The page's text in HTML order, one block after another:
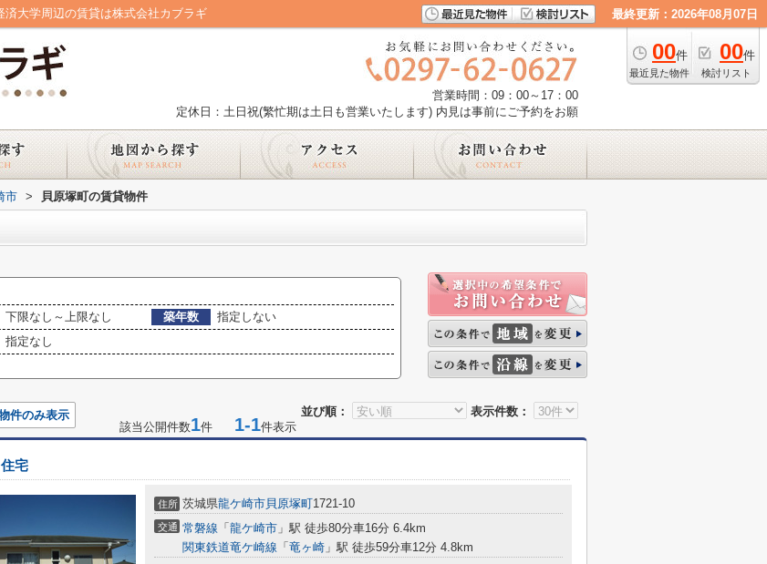
大学周辺の賃貸は株式会社カブラギ 最終更新：2026年08月07日
00件
最近見た物件
00件
検討リスト
営業時間：09：00～17：00
定休日：土日祝(繁忙期は土日も営業いたします) 内見は事前にご予約をお願
市 > 貝原塚町の賃貸物件
下限なし～上限なし 築年数
指定しない
指定なし
並び順： 表示件数：
件のみ表示
該当公開件数1件 1-1件表示
宅
住所 茨城県龍ケ崎市貝原塚町1721-10
交通 常磐線 「 龍ケ崎市 」駅 徒歩80分車16分 6.4km
関東鉄道竜ケ崎線 「 竜ヶ崎 」駅 徒歩59分車12分 4.8km